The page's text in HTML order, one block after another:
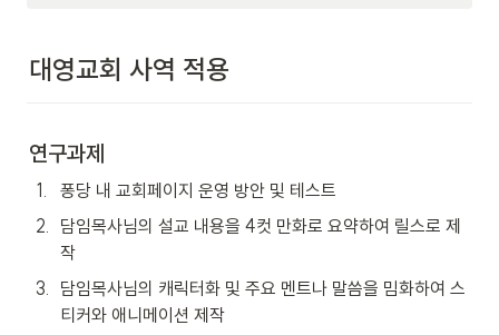
대영교회 사역 적용
연구과제
1 .
퐁당 내 교회페이지 운영 방안 및 테스트
2. 담임목사님의 설교 내용을 4컷 만화로 요약하여 릴스로 제
작
3. 담임목사님의 캐릭터화 및 주요 멘트나 말씀을 밈화하여 스
티커와 애니메이션 제작